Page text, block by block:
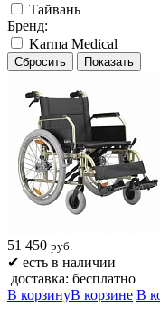
Тайвань
Бренд:
Karma Medical
51 450 руб.
✔ есть в наличии
доставка: бесплатно
В корзинуВ корзине В